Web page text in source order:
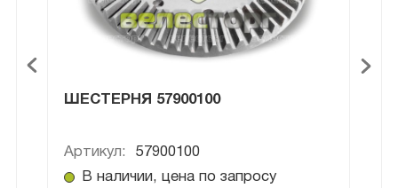
ШЕСТЕРНЯ 57900100
Артикул:
57900100
В наличии, цена по запросу